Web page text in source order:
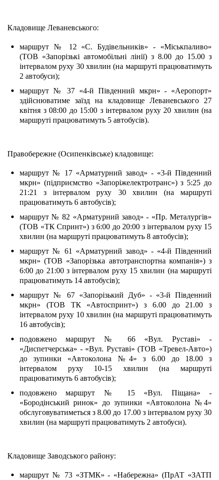
Кладовище Леваневського:
маршрут № 12 «С. Будівельників» - «Міськпаливо»
(ТОВ «Запорізькі автомобільні лінії) з 8.00 до 15.00 з
інтервалом руху 30 хвилин (на маршруті працюватимуть
2 автобуси);
маршрут № 37 «4-й Південний мкрн» - «Аеропорт»
здійснюватиме заїзд на кладовище Леваневського 27
квітня з 08:00 до 15:00 з інтервалом руху 20 хвилин (на
маршруті працюватимуть 5 автобусів).
Правобережне (Осипенківське) кладовище:
маршрут № 17 «Арматурний завод» - «3-й Південний
мкрн» (підприємство «Запоріжелектротранс») з 5:25 до
21:21 з інтервалом руху 30 хвилин (на маршруті
працюватимуть 6 автобусів);
маршрут № 82 «Арматурний завод» - «Пр. Металургів»
(ТОВ «ТК Спринт») з 6:00 до 20:00 з інтервалом руху 15
хвилин (на маршруті працюватимуть 8 автобусів);
маршрут № 61 «Арматурний завод» - «4-й Південний
мкрн» (ТОВ «Запорізька автотранспортна компанія») з
6:00 до 21:00 з інтервалом руху 15 хвилин (на маршруті
працюватимуть 14 автобусів);
маршрут № 67 «Запорізький Дуб» - «3-й Південний
мкрн» (ТОВ ТК «Автоспринт») з 6.00 до 21.00 з
інтервалом руху 10 хвилин (на маршруті працюватимуть
16 автобусів);
подовжено маршрут № 66 «Вул. Руставі» -
«Диспетчерська» - «Вул. Руставі» (ТОВ «Тревел-Авто»)
до зупинки «Автоколона №4» з 6.00 до 18.00 з
інтервалом руху 10-15 хвилин (на маршруті
працюватимуть 6 автобусів);
подовжено маршрут № 15 «Вул. Піщана» -
«Бородінський ринок» до зупинки «Автоколона №4»
обслуговуватиметься з 8.00 до 17.00 з інтервалом руху 30
хвилин (на маршруті працюватимуть 2 автобуси).
Кладовище Заводського району:
маршрут № 73 «ЗТМК» - «Набережна» (ПрАТ «ЗАТП